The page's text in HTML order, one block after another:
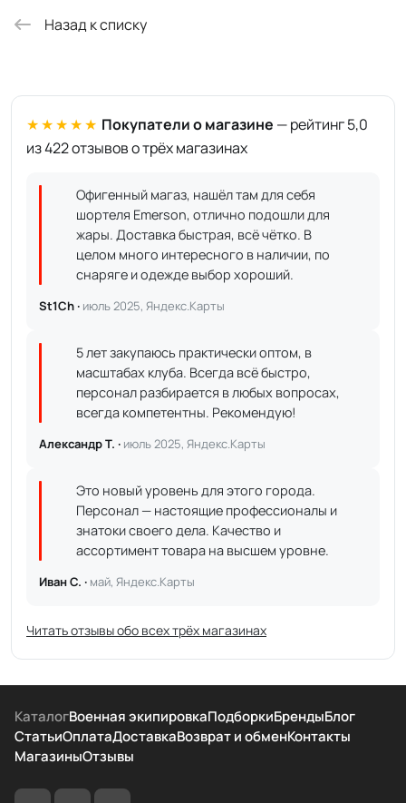
Назад к списку
★★★★★ Покупатели о магазине — рейтинг 5,0
из 422 отзывов о трёх магазинах
Офигенный магаз, нашёл там для себя
шортеля Emerson, отлично подошли для
жары. Доставка быстрая, всё чётко. В
целом много интересного в наличии, по
снаряге и одежде выбор хороший.
St1Ch · июль 2025, Яндекс.Карты
5 лет закупаюсь практически оптом, в
масштабах клуба. Всегда всё быстро,
персонал разбирается в любых вопросах,
всегда компетентны. Рекомендую!
Александр Т. · июль 2025, Яндекс.Карты
Это новый уровень для этого города.
Персонал — настоящие профессионалы и
знатоки своего дела. Качество и
ассортимент товара на высшем уровне.
Иван С. · май, Яндекс.Карты
Читать отзывы обо всех трёх магазинах
КаталогВоенная экипировкаПодборкиБрендыБлог
СтатьиОплатаДоставкаВозврат и обменКонтакты
МагазиныОтзывы